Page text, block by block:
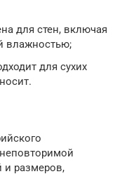
для стен, включая
влажностью;
для сухих
и размеров,